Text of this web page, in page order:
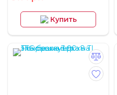
Купить